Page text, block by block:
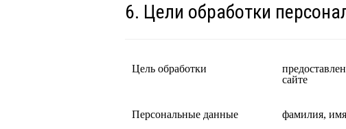
6. Цели обработки
Цель обработки
сайте
Персональные данные
фамилия,